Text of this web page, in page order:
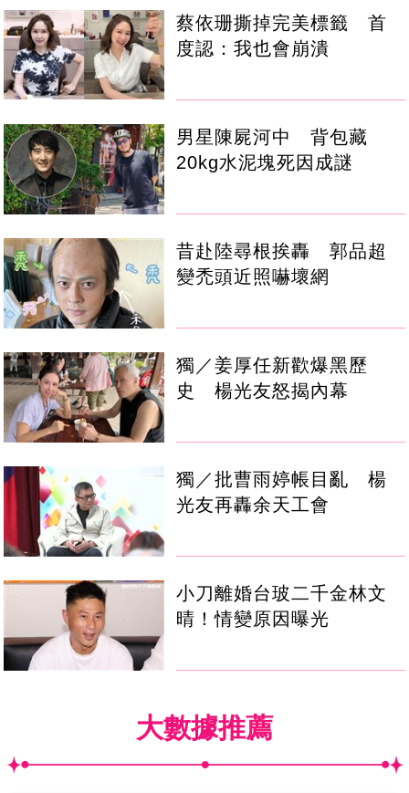
蔡依珊撕掉完美標籤 首
度認：我也會崩潰
男星陳屍河中 背包藏
20kg水泥塊死因成謎
昔赴陸尋根挨轟 郭品超
變禿頭近照嚇壞網
獨／姜厚任新歡爆黑歷
史 楊光友怒揭內幕
獨／批曹雨婷帳目亂 楊
光友再轟余天工會
小刀離婚台玻二千金林文
晴！情變原因曝光
大數據推薦